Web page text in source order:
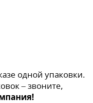
одной упаковки.
– звоните,